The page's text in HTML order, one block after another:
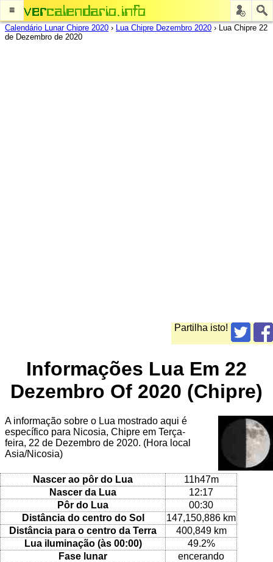
≡
Calendário Lunar Chipre 2020 › Lua Chipre Dezembro 2020 › Lua Chipre 22
de Dezembro de 2020
Partilha isto!
Informações Lua Em 22
Dezembro Of 2020 (Chipre)
A informação sobre o Lua mostrado aqui é
específico para Nicosia, Chipre em Terça-
feira, 22 de Dezembro de 2020. (Hora local
Asia/Nicosia)
Nascer ao pôr do Lua
11h47m
Nascer da Lua
12:17
Pôr do Lua
00:30
Distância do centro do Sol
147,150,886 km
Distância para o centro da Terra
400,849 km
Lua iluminação (às 00:00)
49.2%
Fase lunar
encerando